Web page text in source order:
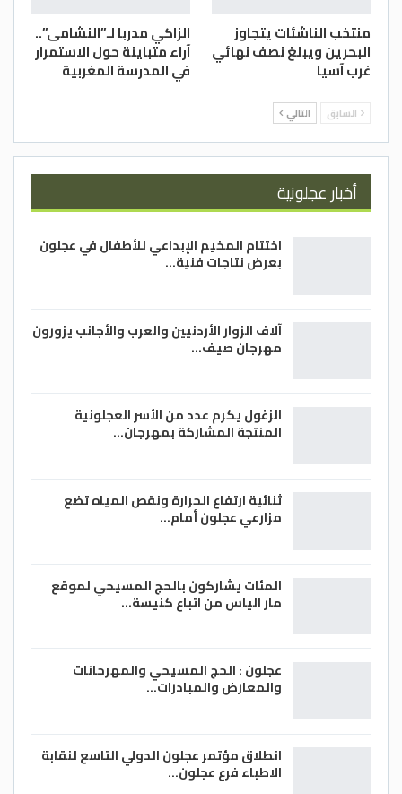
منتخب الناشئات يتجاوز
البحرين ويبلغ نصف نهائي
غرب آسيا
الزاكي مدربا لـ”النشامى”..
آراء متباينة حول الاستمرار
في المدرسة المغربية
السابق التالي
أخبار عجلونية
اختتام المخيم الإبداعي للأطفال في عجلون
بعرض نتاجات فنية…
آلاف الزوار الأردنيين والعرب والأجانب يزورون
مهرجان صيف…
الزغول يكرم عدد من الأسر العجلونية
المنتجة المشاركة بمهرجان…
ثنائية ارتفاع الحرارة ونقص المياه تضع
مزارعي عجلون أمام…
المئات يشاركون بالحج المسيحي لموقع
مار الياس من اتباع كنيسة…
عجلون : الحج المسيحي والمهرحانات
والمعارض والمبادرات…
انطلاق مؤتمر عجلون الدولي التاسع لنقابة
الاطباء فرع عجلون…